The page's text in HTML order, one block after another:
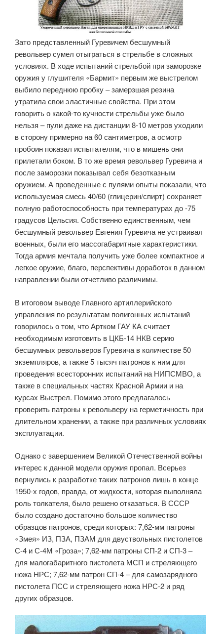
Зато представленный Гуревичем бесшумный
револьвер сумел отыграться в стрельбе в сложных
условиях. В ходе испытаний стрельбой при заморозке
оружия у глушителя «Бармит» первым же выстрелом
выбило переднюю пробку – замерзшая резина
утратила свои эластичные свойства. При этом
говорить о какой-то кучности стрельбы уже было
нельзя – пули даже на дистанции 8-10 метров уходили
в сторону примерно на 60 сантиметров, а осмотр
пробоин показал испытателям, что в мишень они
прилетали боком. В то же время револьвер Гуревича и
после заморозки показывал себя безотказным
оружием. А проведенные с пулями опыты показали, что
используемая смесь 40/60 (глицерин/спирт) сохраняет
полную работоспособность при температурах до -75
градусов Цельсия. Собственно единственным, чем
бесшумный револьвер Евгения Гуревича не устраивал
военных, были его массогабаритные характеристики.
Тогда армия мечтала получить уже более компактное и
легкое оружие, благо, перспективы доработок в данном
направлении были отчетливо различимы.
В итоговом выводе Главного артиллерийского
управления по результатам полигонных испытаний
говорилось о том, что Артком ГАУ КА считает
необходимым изготовить в ЦКБ-14 НКВ серию
бесшумных револьверов Гуревича в количестве 50
экземпляров, а также 5 тысяч патронов к ним для
проведения всесторонних испытаний на НИПСМВО, а
также в специальных частях Красной Армии и на
курсах Выстрел. Помимо этого предлагалось
проверить патроны к револьверу на герметичность при
длительном хранении, а также при различных условиях
эксплуатации.
Однако с завершением Великой Отечественной войны
интерес к данной модели оружия пропал. Всерьез
вернулись к разработке таких патронов лишь в конце
1950-х годов, правда, от жидкости, которая выполняла
роль толкателя, было решено отказаться. В СССР
было создано достаточно большое количество
образцов патронов, среди которых: 7,62-мм патроны
«Змея» ИЗ, ПЗА, ПЗАМ для двуствольных пистолетов
С-4 и С-4М «Гроза»; 7,62-мм патроны СП-2 и СП-3 –
для малогабаритного пистолета МСП и стреляющего
ножа НРС; 7,62-мм патрон СП-4 – для самозарядного
пистолета ПСС и стреляющего ножа НРС-2 и ряд
других образцов.